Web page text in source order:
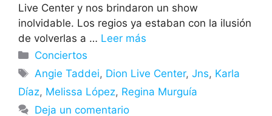
Live Center y nos brindaron un show
inolvidable. Los regios ya estaban con la ilusión
de volverlas a … Leer más
Categorías
Conciertos
Etiquetas
Angie Taddei, Dion Live Center,Jns, Karla
Díaz, Melissa López, Regina Murguía
Deja un comentario